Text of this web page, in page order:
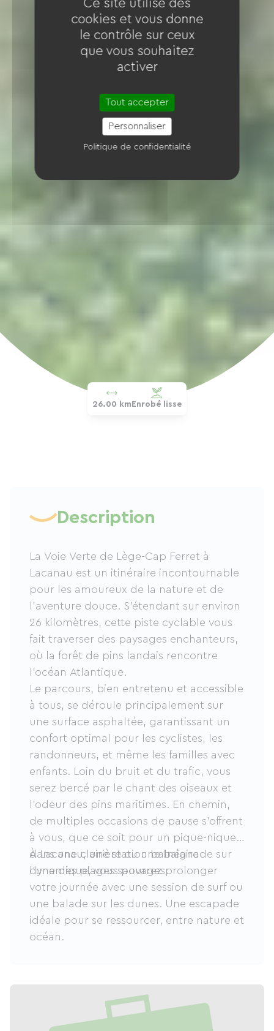
26.00 km Enrobé lisse
Description
La Voie Verte de Lège-Cap Ferret à
Lacanau est un itinéraire incontournable
pour les amoureux de la nature et de
l’aventure douce. S’étendant sur environ
26 kilomètres, cette piste cyclable vous
fait traverser des paysages enchanteurs,
où la forêt de pins landais rencontre
l'océan Atlantique.
Le parcours, bien entretenu et accessible
à tous, se déroule principalement sur
une surface asphaltée, garantissant un
confort optimal pour les cyclistes, les
randonneurs, et même les familles avec
enfants. Loin du bruit et du trafic, vous
serez bercé par le chant des oiseaux et
l’odeur des pins maritimes. En chemin,
de multiples occasions de pause s’offrent
à vous, que ce soit pour un pique-nique
dans une clairière ou une baignade sur
l’une des plages sauvages.
À Lacanau, une station balnéaire
dynamique, vous pourrez prolonger
votre journée avec une session de surf ou
une balade sur les dunes. Une escapade
idéale pour se ressourcer, entre nature et
océan.
Ce site utilise des
cookies et vous donne
le contrôle sur ceux
que vous souhaitez
activer
Tout accepter
Personnaliser
Politique de confidentialité